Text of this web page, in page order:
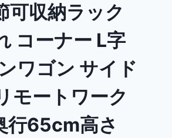
可収納ラック
コーナー L字
ワゴン サイド
モートワーク
行65cm高さ